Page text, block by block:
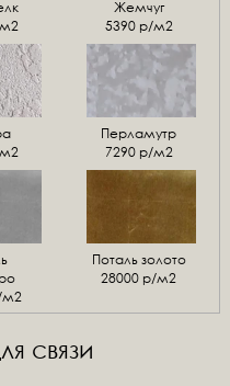
Жемчуг
5390 р/м2
Перламутр
7290 р/м2
м2
Поталь золото
28000 р/м2
связи